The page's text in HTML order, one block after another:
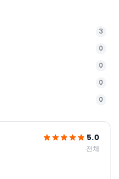
3
0
0
0
0
5.0
전체